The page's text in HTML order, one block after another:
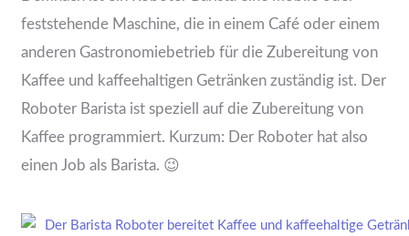
feststehende Maschine, die in einem Café oder einem
anderen Gastronomiebetrieb für die Zubereitung von
Kaffee und kaffeehaltigen Getränken zuständig ist. Der
Roboter Barista ist speziell auf die Zubereitung von
Kaffee programmiert. Kurzum: Der Roboter hat also
einen Job als Barista. 😉